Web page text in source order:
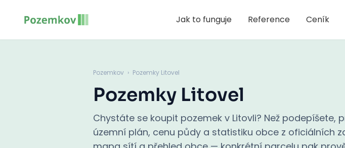
Jak to funguje Reference Ceník
Pozemkov › Pozemky Litovel
Pozemky Litovel
Chystáte se koupit pozemek v Litovli? Než podepíšete,
územní plán, cenu půdy a statistiku obce z oficiálních